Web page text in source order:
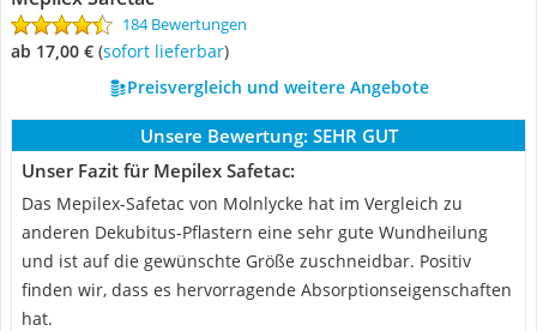
184 Bewertungen
ab 17,00 € ( Sofort lieferbar)
Preisvergleich und weitere Angebote
Unsere Bewertung: SEHR GUT
Unser Fazit für Mepilex Safetac:
Das Mepilex-Safetac von Molnlycke hat im Vergleich zu
anderen Dekubitus-Pflastern eine sehr gute Wundheilung
und ist auf die gewünschte Größe zuschneidbar. Positiv
finden wir, dass es hervorragende Absorptionseigenschaften
hat.